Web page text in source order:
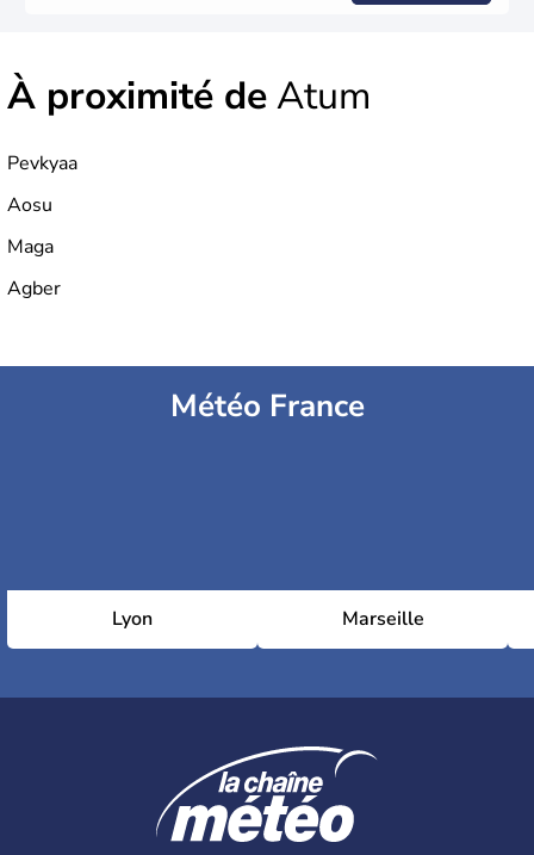
À proximité deAtum
Pevkyaa
Aosu
Maga
Agber
Météo France
Lyon Marseille